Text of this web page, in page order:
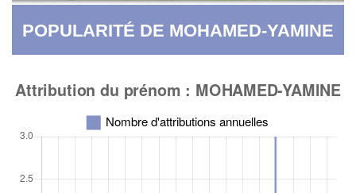
POPULARITÉ DE MOHAMED-YAMINE